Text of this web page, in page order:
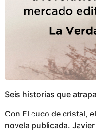
Seis historias que
Con El cuco de cristal,
novela publicada.